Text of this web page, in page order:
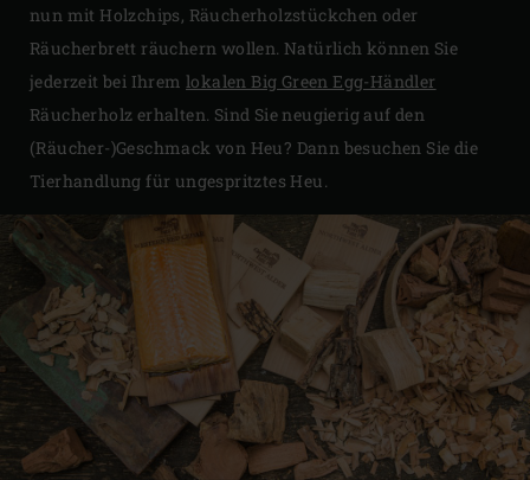
nun mit Holzchips, Räucherholzstückchen oder
Räucherbrett räuchern wollen. Natürlich können Sie
jederzeit bei Ihrem lokalen Big Green Egg-Händler
Räucherholz erhalten. Sind Sie neugierig auf den
(Räucher-)Geschmack von Heu? Dann besuchen Sie die
Tierhandlung für ungespritztes Heu.